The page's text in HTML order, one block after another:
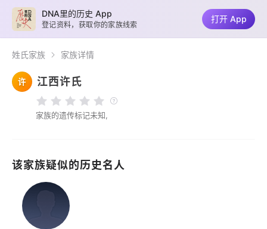
姓氏家族 家族详情
许 江西许氏
家族的遗传标记未知,
该家族疑似的历史名人
DNA里的历史 App
登记资料，获取你的家族线索
打开 App